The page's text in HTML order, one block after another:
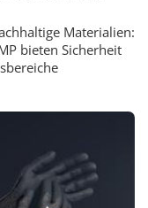
Materialien:
bieten Sicherheit